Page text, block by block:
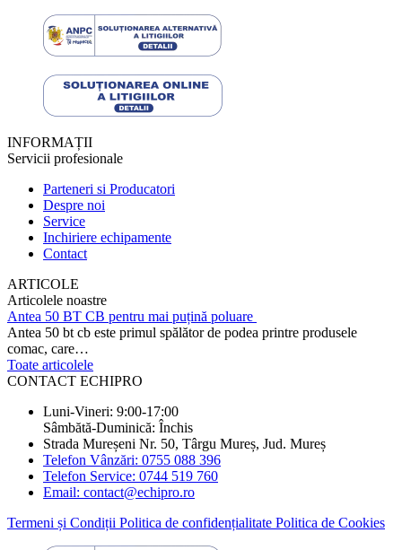
INFORMAȚII
Servicii profesionale
Parteneri si Producatori
Despre noi
Service
Inchiriere echipamente
Contact
ARTICOLE
Articolele noastre
Antea 50 BT CB pentru mai puțină poluare
Antea 50 bt cb este primul spălător de podea printre produsele
comac, care…
Toate articolele
CONTACT ECHIPRO
Luni-Vineri: 9:00-17:00
Sâmbătă-Duminică: Închis
Strada Mureșeni Nr. 50, Târgu Mureș, Jud. Mureș
Telefon Vânzări: 0755 088 396
Telefon Service: 0744 519 760
Email: contact@echipro.ro
Termeni și Condiții Politica de confidențialitate Politica de Cookies